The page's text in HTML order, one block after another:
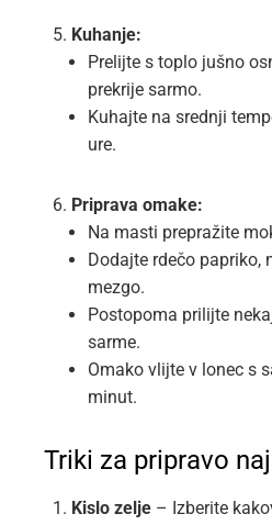
Kuhanje:
Prelijte s toplo jušno
prekrije sarmo.
Kuhajte na srednji
ure.
Priprava omake:
Na masti prepražite
Dodajte rdečo papriko,
mezgo.
Postopoma prilijte
sarme.
Omako vlijte v lonec s
minut.
Triki za pripravo
Kislo zelje – Izberite